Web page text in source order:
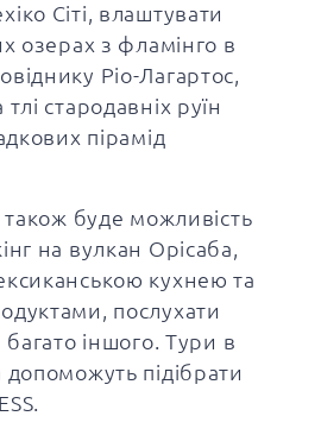
Сіті, влаштувати
озерах з фламінго в
Ріо-Лагартос,
стародавніх руїн
пірамід
також буде можливість
на вулкан Орісаба,
кухнею та
послухати
багато іншого. Тури в
підібрати